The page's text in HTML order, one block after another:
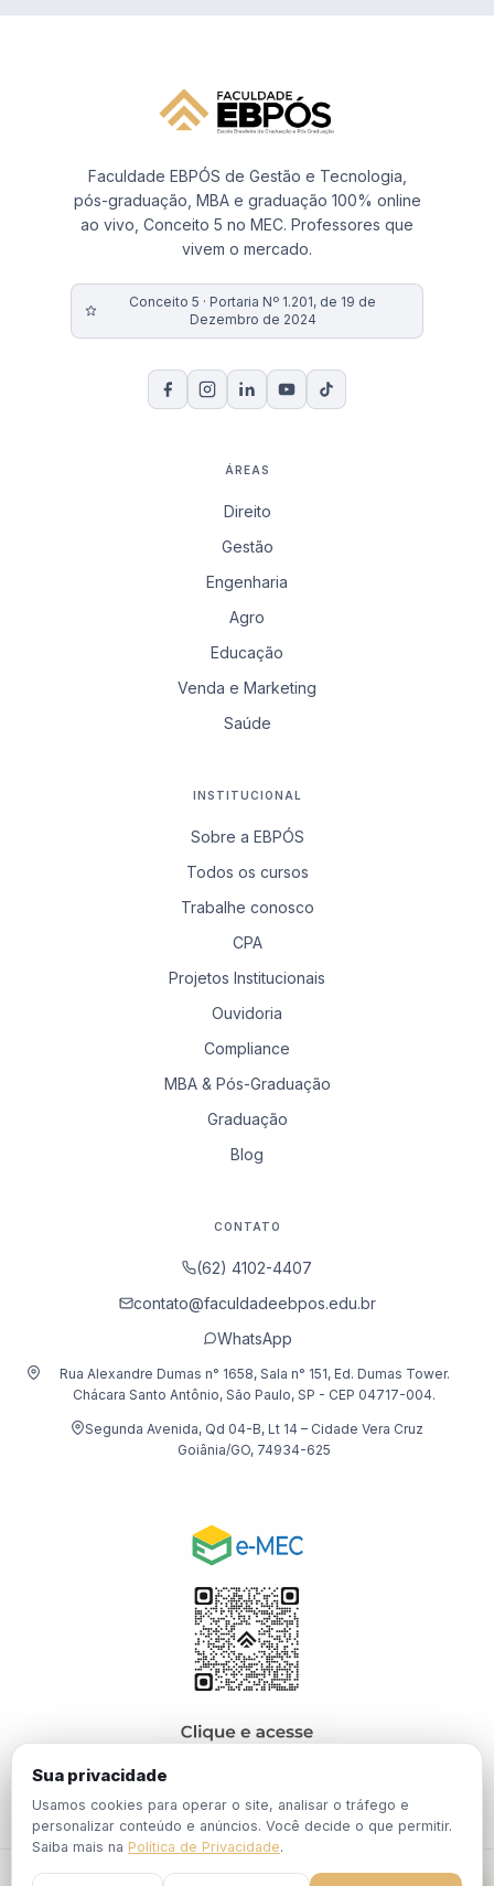
Faculdade EBPÓS de Gestão e Tecnologia,
pós-graduação, MBA e graduação 100% online
ao vivo, Conceito 5 no MEC. Professores que
vivem o mercado.
Conceito 5 · Portaria Nº 1.201, de 19 de
Dezembro de 2024
ÁREAS
Direito
Gestão
Engenharia
Agro
Educação
Venda e Marketing
Saúde
INSTITUCIONAL
Sobre a EBPÓS
Todos os cursos
Trabalhe conosco
CPA
Projetos Institucionais
Ouvidoria
Compliance
MBA & Pós-Graduação
Graduação
Blog
CONTATO
(62) 4102-4407
contato@faculdadeebpos.edu.br
WhatsApp
Rua Alexandre Dumas n° 1658, Sala n° 151, Ed. Dumas Tower.
Chácara Santo Antônio, São Paulo, SP - CEP 04717-004.
Segunda Avenida, Qd 04-B, Lt 14 – Cidade Vera Cruz
Goiânia/GO, 74934-625
© 2026 EBPÓS. Todos os direitos reservados.
Sua privacidade
Usamos cookies para operar o site, analisar o tráfego e
personalizar conteúdo e anúncios. Você decide o que permitir.
Saiba mais na Política de Privacidade.